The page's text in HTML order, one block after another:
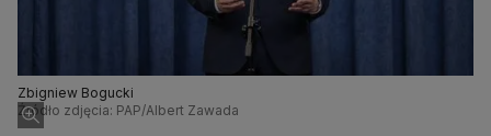
Zbigniew Bogucki
Źródło zdjęcia: PAP/Albert Zawada